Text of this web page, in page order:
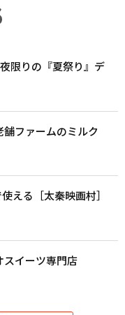
限りの『夏祭り』デ
ファームのミルク
える［太秦映画村］
スイーツ専門店